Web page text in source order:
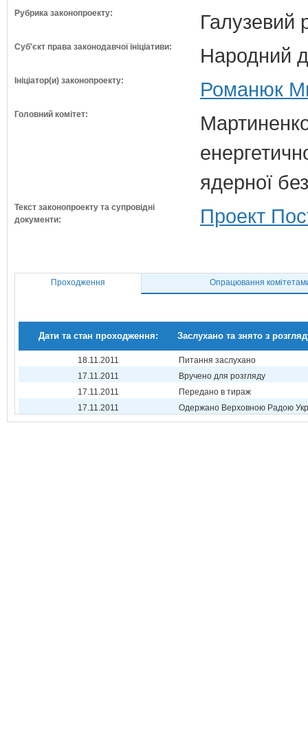
Рубрика законопроекту: Галузевий
Суб'єкт права законодавчої ініціативи: Народний
Ініціатор(и) законопроекту: Романюк
Головний комітет:
ядерної
Текст законопроекту та супровідні
документи:
Проект
Проходження Опрацювання
Дати та стан проходження: Заслухано та знято з
18.11.2011
Питання заслухано
17.11.2011
Вручено для розгляду
17.11.2011
Передано в тираж
17.11.2011
Одержано Верховною Радою